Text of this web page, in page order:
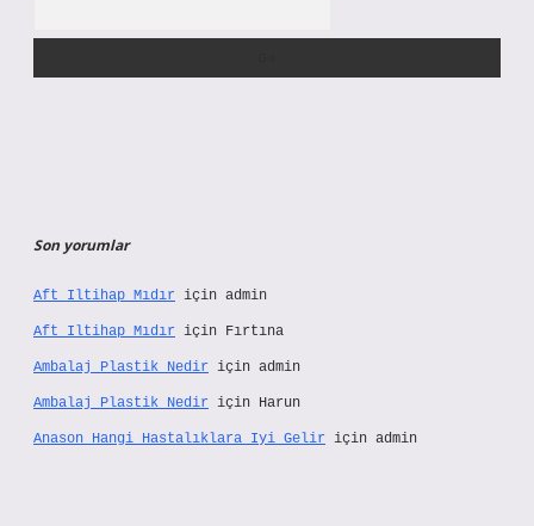
Son yorumlar
Aft Iltihap Mıdır için admin
Aft Iltihap Mıdır için Fırtına
Ambalaj Plastik Nedir için admin
Ambalaj Plastik Nedir için Harun
Anason Hangi Hastalıklara Iyi Gelir için admin